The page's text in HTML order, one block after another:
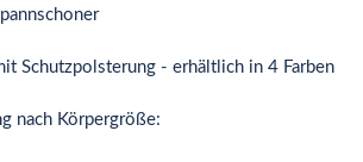
Schutzpolsterung - erhältlich in 4 Farben
nach Körpergröße: